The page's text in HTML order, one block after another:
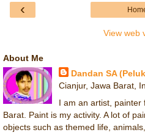
‹
View web
About Me
Dandan SA
Cianjur, Jawa Barat,
I am an artist, painter
Barat. Paint is my activity. A lot of
objects such as themed life,